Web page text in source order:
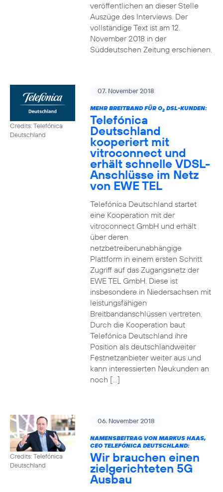
veröffentlichen an dieser Stelle
Auszüge des Interviews. Der
vollständige Text ist am 12.
November 2018 in der
Süddeutschen Zeitung erschienen.
Credits: Telefónica
Deutschland
07. November 2018
MEHR BREITBAND FÜR O2DSL-KUNDEN:
Telefónica
Deutschland
kooperiert mit
vitroconnect und
erhält schnelle VDSL-
Anschlüsse im Netz
von EWE TEL
Telefónica Deutschland startet
eine Kooperation mit der
vitroconnect GmbH und erhält
über deren
netzbetreiberunabhängige
Plattform in einem ersten Schritt
Zugriff auf das Zugangsnetz der
EWE TEL GmbH. Diese ist
insbesondere in Niedersachsen mit
leistungsfähigen
Breitbandanschlüssen vertreten.
Durch die Kooperation baut
Telefónica Deutschland ihre
Position als deutschlandweiter
Festnetzanbieter weiter aus und
kann interessierten Neukunden an
noch […]
Credits: Telefónica
Deutschland
06. November 2018
NAMENSBEITRAG VON MARKUS HAAS,
CEO TELEFÓNICA DEUTSCHLAND:
Wir brauchen einen
zielgerichteten 5G
Ausbau